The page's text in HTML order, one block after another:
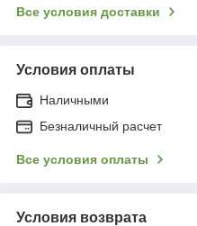
Все условия доставки
Условия оплаты
Наличными
Безналичный расчет
Все условия оплаты
Условия возврата